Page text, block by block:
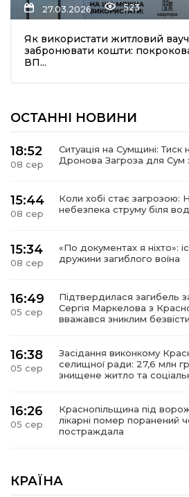
27.03.2026 523
Як використати житловий
забронювати кошти: покрокова
ВП...
ОСТАННІ НОВИНИ
18:52
08 сер
Ситуація на Сумщині: Тиск
Дронова Загроза для Сум
15:44
08 сер
Коли хобі стає загрозою:
небезпека струму біля
15:34
08 сер
«По документах я ніхто»:
дружини загиблого воїна
16:49
05 сер
Підтвердилася загибель
Сергія Маркелова з
вважався зниклим безвісти
16:38
05 сер
Засідання виконкому
селищної ради: 27,6 млн
знищене житло та
16:26
05 сер
Краснопільщина під
лікарні помер поранений
постраждала
05 сер
можуть врятувати життя
КРАЇНА